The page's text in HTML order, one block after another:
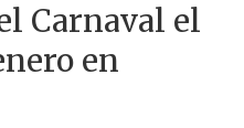
Carnaval el
en